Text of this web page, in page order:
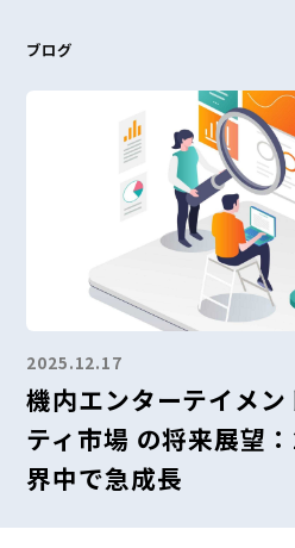
ブログ
2025.12.17
機内エンターテイメ
ティ市場 の将来展望
界中で急成長